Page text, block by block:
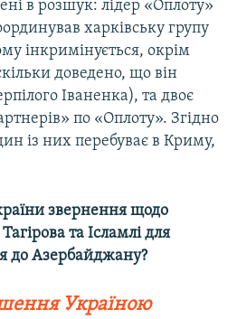
в розшук: лідер «Оплоту»
харківську групу
інкримінується, окрім
доведено, що він
Іваненка), та двоє
по «Оплоту». Згідно
із них перебуває в Криму,
звернення щодо
та Ісламлі для
до Азербайджану?
Україною